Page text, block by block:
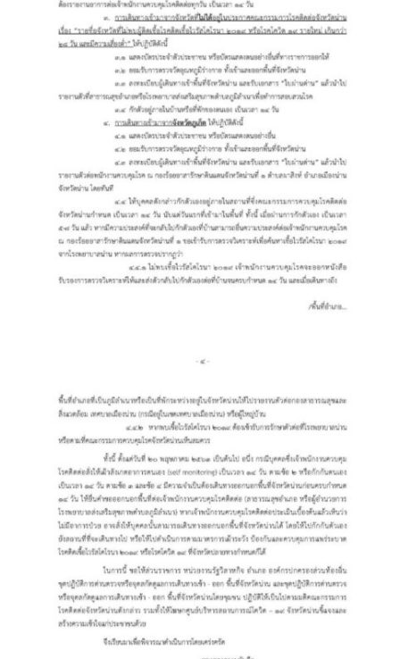
ปัวแฮปปี้รีสอร์ท
ปางชมภูโฮมสเตย์
ปาริชาติเพลส
ภิรมณเพลส
ภูรีสอร์ท
มองดูปัวคอทเทจ
ริมดอยรีสอร์ท
วรนครเพลส
วิดาโฮม
สลีพ&ฟิชชิ่ง
สวัสดีปัวโฮมสเตย์
สุขใจเฮ้าส์
อิงขว้างโฮมสเตย์